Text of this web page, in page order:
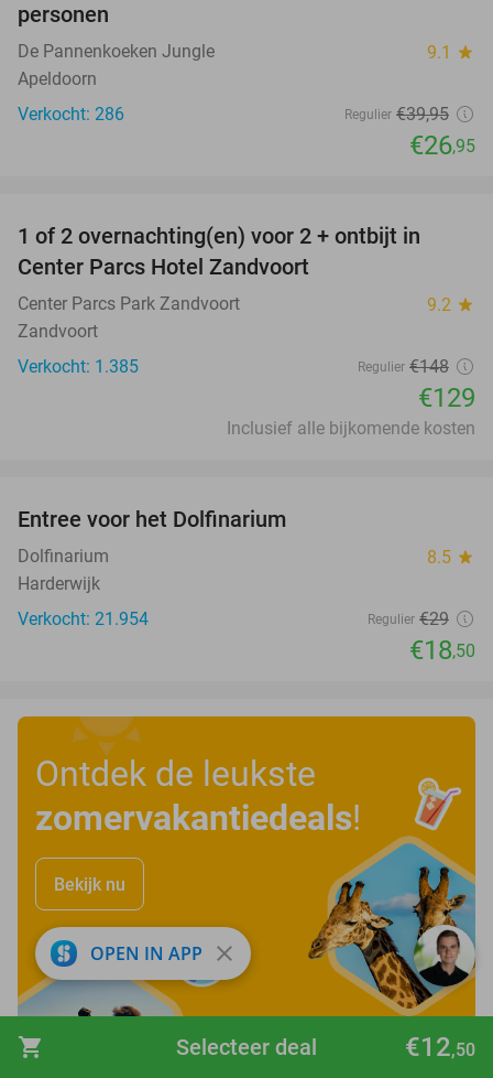
shopping_cart €12,50
Selecteer deal
personen
De Pannenkoeken Jungle 9.1 star
Apeldoorn
Verkocht: 286
Regulier €39,95
€26,95
1 of 2 overnachting(en) voor 2 + ontbijt in
Center Parcs Hotel Zandvoort
Center Parcs Park Zandvoort 9.2 star
Zandvoort
Verkocht: 1.385
Regulier €148
€129
Inclusief alle bijkomende kosten
Entree voor het Dolfinarium
Dolfinarium 8.5 star
Harderwijk
Verkocht: 21.954
Regulier €29
€18,50
Ontdek de leukste
zomervakantiedeals!
Bekijk nu
OPEN IN APP close